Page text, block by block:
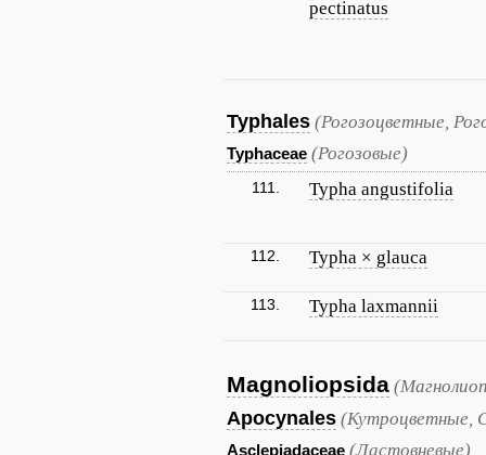
pectinatus
Typhales (Рогозоцветные,
Typhaceae (Рогозовые)
111. Typha angustifolia
112. Typha × glauca
113. Typha laxmannii
Magnoliopsida
Apocynales (Кутроцветные,
Asclepiadaceae (Ластовневые)